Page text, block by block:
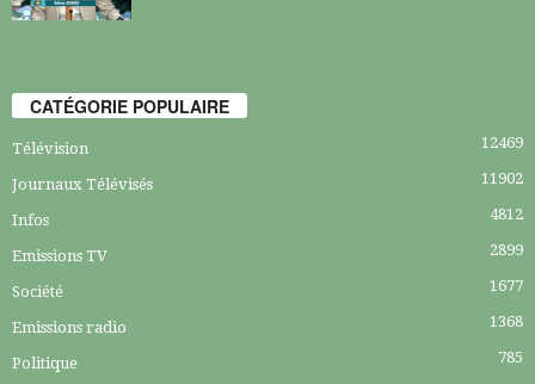
CATÉGORIE POPULAIRE
Télévision 12469
Journaux Télévisés 11902
Infos 4812
Emissions TV 2899
Société 1677
Emissions radio 1368
Politique 785